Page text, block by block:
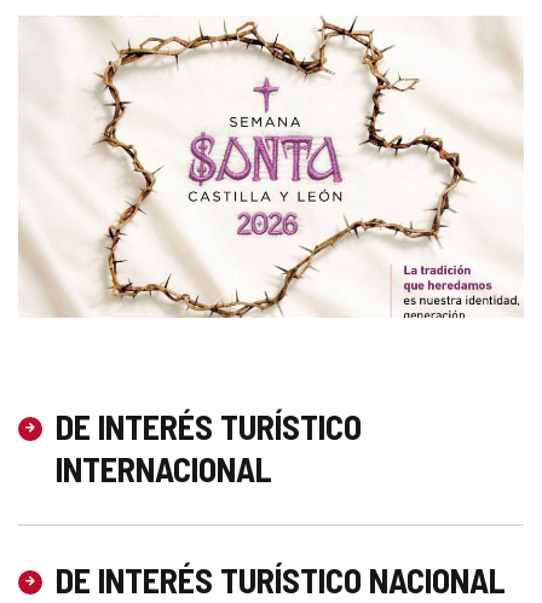
GALERÍA
IMÁGENES
DE INTERÉS TURÍSTICO
INTERNACIONAL
DE INTERÉS TURÍSTICO NACIONAL